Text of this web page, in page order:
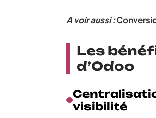
A voir aussi :
Les
d’Odoo
visibilité